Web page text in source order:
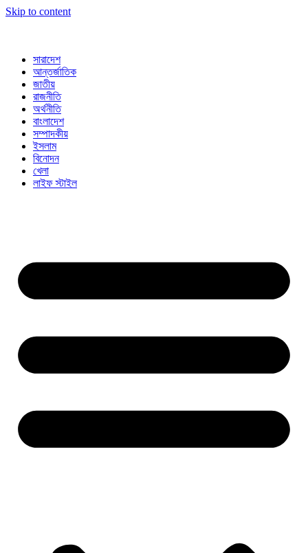
Skip to content
সারাদেশ
আন্তর্জাতিক
জাতীয়
রাজনীতি
অর্থনীতি
বাংলাদেশ
সম্পাদকীয়
ইসলাম
বিনোদন
খেলা
লাইফ স্টাইল